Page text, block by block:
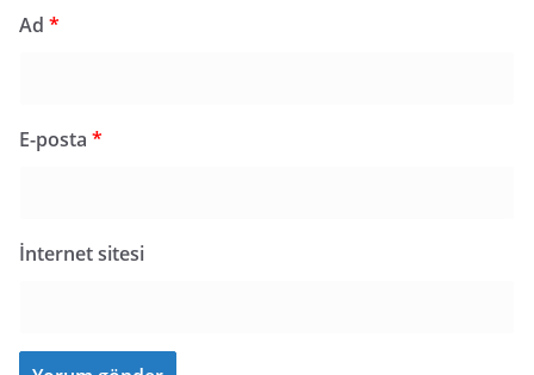
Ad *
E-posta *
İnternet sitesi